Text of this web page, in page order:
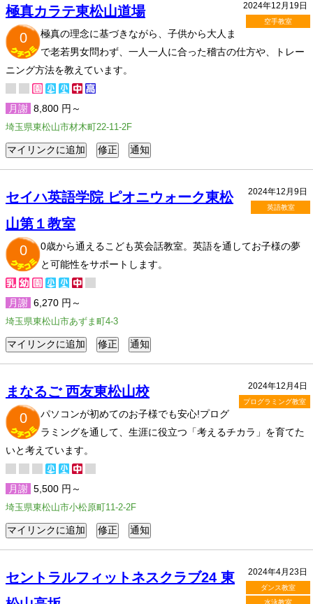
2024年12月19日
空手教室
極真カラテ東松山道場
0
極真の理念に基づきながら、子供から大人ま
で老若男女問わず、一人一人に合った稽古の仕方や、トレー
ニング方法を教えています。
月謝 8,800 円～
埼玉県東松山市材木町22-11-2F
2024年12月9日
英語教室
セイハ英語学院 ピオニウォーク東松
山第１教室
0
0歳から通えるこども英会話教室。英語を通してお子様の夢
と可能性をサポートします。
月謝 6,270 円～
埼玉県東松山市あずま町4-3
2024年12月4日
プログラミング教室
まなるご 西友東松山校
0
パソコンが初めてのお子様でも安心!プログ
ラミングを通して、生涯に役立つ「考えるチカラ」を育てた
いと考えています。
月謝 5,500 円～
埼玉県東松山市小松原町11-2-2F
2024年4月23日
ダンス教室
水泳教室
セントラルフィットネスクラブ24 東